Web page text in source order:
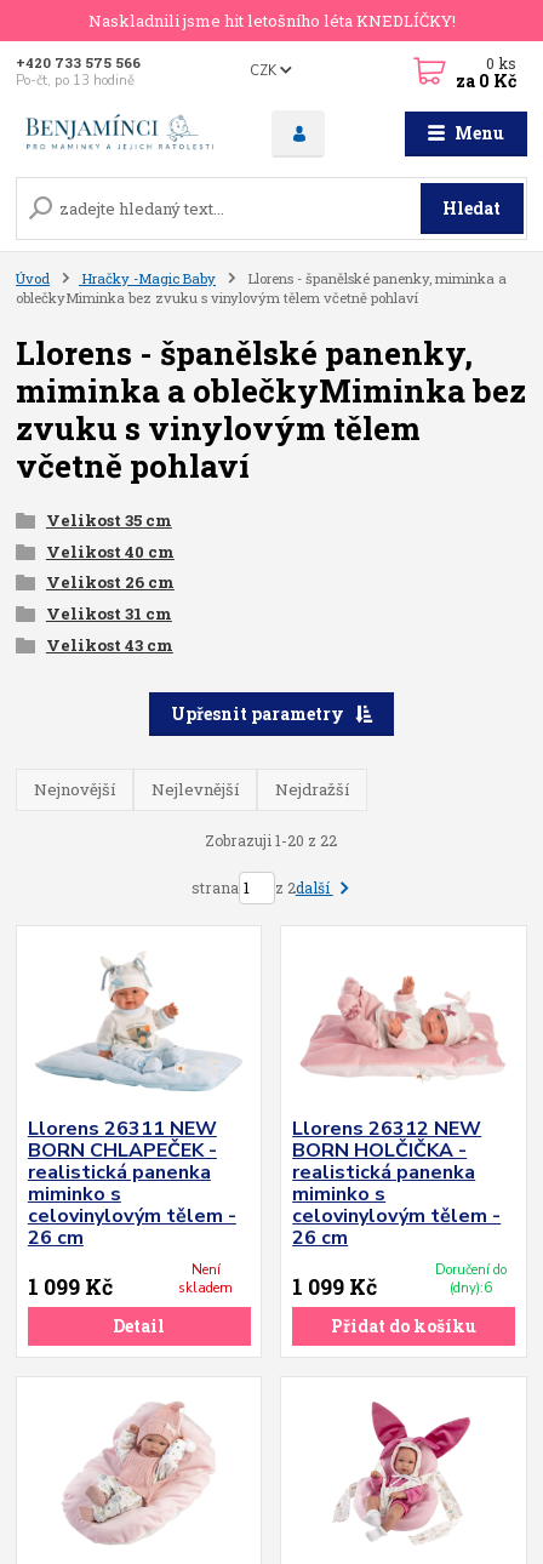
Naskladnili jsme hit letošního léta KNEDLÍČKY!
Menu
CZK
Hledat
+420 733 575 566
Po-čt, po 13 hodině
0ks
za 0 Kč
Úvod Hračky -Magic Baby
Llorens - španělské panenky, miminka a
oblečkyMiminka bez zvuku s vinylovým tělem včetně pohlaví
Llorens - španělské panenky,
miminka a oblečkyMiminka bez
zvuku s vinylovým tělem
včetně pohlaví
Velikost 35 cm
Velikost 40 cm
Velikost 26 cm
Velikost 31 cm
Velikost 43 cm
Upřesnit parametry
Nejnovější Nejlevnější Nejdražší
Zobrazuji 1-20 z 22
strana z 2další
Llorens 26311 NEW
BORN CHLAPEČEK -
realistická panenka
miminko s
celovinylovým tělem -
26 cm
1 099 Kč
Není
skladem
Detail
Llorens 26312 NEW
BORN HOLČIČKA -
realistická panenka
miminko s
celovinylovým tělem -
26 cm
1 099 Kč
Doručení do
(dny):6
Přidat do košíku